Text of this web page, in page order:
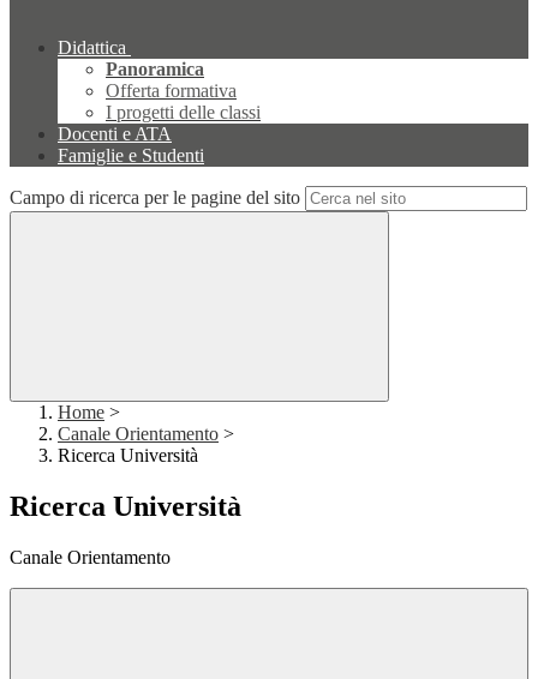
Didattica
Panoramica
Offerta formativa
I progetti delle classi
Docenti e ATA
Famiglie e Studenti
Campo di ricerca per le pagine del sito
Home >
Canale Orientamento >
Ricerca Università
Ricerca Università
Canale Orientamento